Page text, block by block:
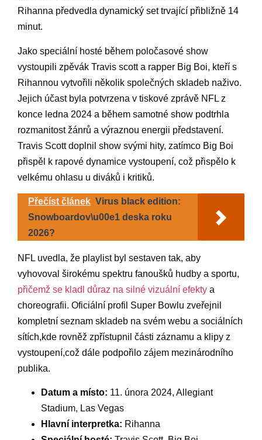
Rihanna předvedla‍ dynamický set trvající ​přibližně 14⁢
minut.
Jako speciální hosté ‌během poločasové ​show
vystoupili zpěvák Travis ​scott a rapper Big Boi, kteří s
Rihannou vytvořili několik společných⁤ skladeb naživo.⁣
Jejich ‍účast byla potvrzena v tiskové zprávě NFL z
⁣konce ​ledna 2024 a během samotné show podtrhla
rozmanitost‌ žánrů ⁤a výraznou energii představení.
Travis ⁤Scott doplnil show svými hity, zatímco ‌Big Boi
přispěl k rapové dynamice vystoupení, což přispělo k
velkému ohlasu‌ u diváků i kritiků.
Přečíst článek Virus black edition:
Snowboardov\u00e1 deska roku
2026?
NFL uvedla, že playlist byl sestaven tak, aby
vyhovoval⁢ širokému spektru fanoušků hudby a⁢ sportu,
přičemž se kladl důraz na silné vizuální efekty ‌ a
choreografii. Oficiální ​profil Super Bowlu⁣ zveřejnil
kompletní seznam skladeb na svém⁣ webu a sociálních
⁣sítích,kde rovněž zpřístupnil části záznamu a klipy z
vystoupení,což dále podpořilo zájem mezinárodního
publika.
Datum a místo: 11. února 2024, ‌Allegiant
Stadium, ⁤Las Vegas
Hlavní interpretka: Rihanna